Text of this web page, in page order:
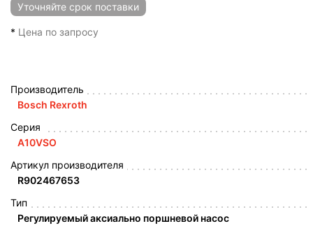
Уточняйте срок поставки
* Цена по запросу
Производитель
Bosch Rexroth
Серия
A10VSO
Артикул производителя
R902467653
Тип
Регулируемый аксиально поршневой насос